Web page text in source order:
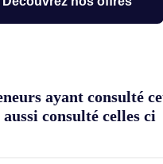
ayant consulté
consulté celles ci